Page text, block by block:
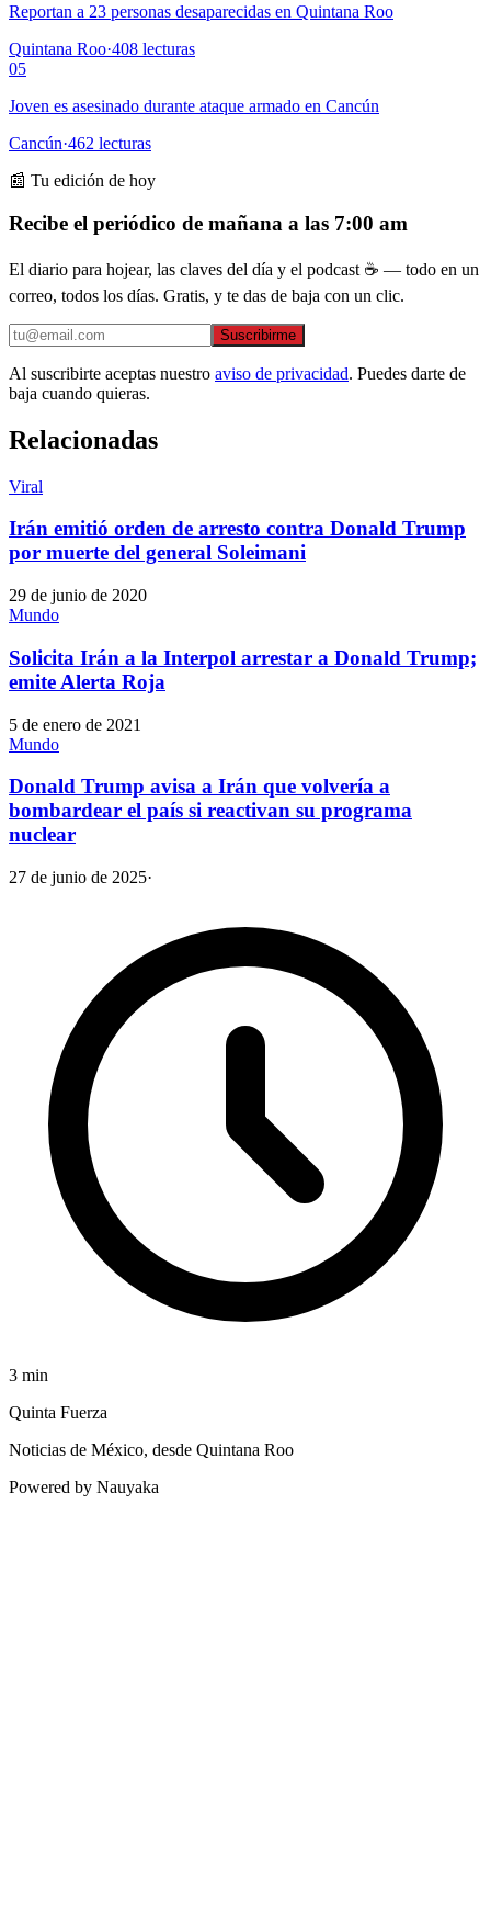
Reportan a 23 personas desaparecidas en Quintana Roo
Quintana Roo·408 lecturas
05
Joven es asesinado durante ataque armado en Cancún
Cancún·462 lecturas
📰 Tu edición de hoy
Recibe el periódico de mañana a las 7:00 am
El diario para hojear, las claves del día y el podcast ☕ — todo en un
correo, todos los días. Gratis, y te das de baja con un clic.
Suscribirme
Al suscribirte aceptas nuestro aviso de privacidad. Puedes darte de
baja cuando quieras.
Relacionadas
Viral
Irán emitió orden de arresto contra Donald Trump
por muerte del general Soleimani
29 de junio de 2020
Mundo
Solicita Irán a la Interpol arrestar a Donald Trump;
emite Alerta Roja
5 de enero de 2021
Mundo
Donald Trump avisa a Irán que volvería a
bombardear el país si reactivan su programa
nuclear
27 de junio de 2025·
3 min
Quinta Fuerza
Noticias de México, desde Quintana Roo
Powered by Nauyaka